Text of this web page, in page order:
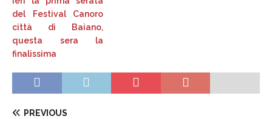
PREVIOUS